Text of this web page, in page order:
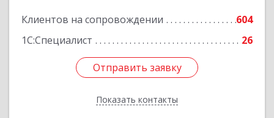
Клиентов на сопровождении
604
1С:Специалист
26
Отправить заявку
Показать контакты
Отправить заявку
Назад